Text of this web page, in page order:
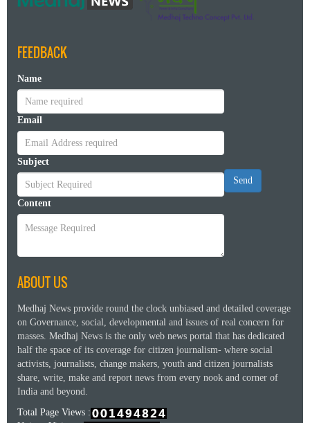
FEEDBACK
Name
Email
Subject
Content
Send
ABOUT US
Medhaj News provide round the clock unbiased and detailed coverage
on Governance, social, developmental and issues of real concern for
masses. Medhaj News is the only web news portal that has dedicated
half the space of its coverage for citizen journalism- where social
activists, journalists, change makers, youth and citizen journalists
share, write, make and report news from every nook and corner of
India and beyond.
Total Page Views :